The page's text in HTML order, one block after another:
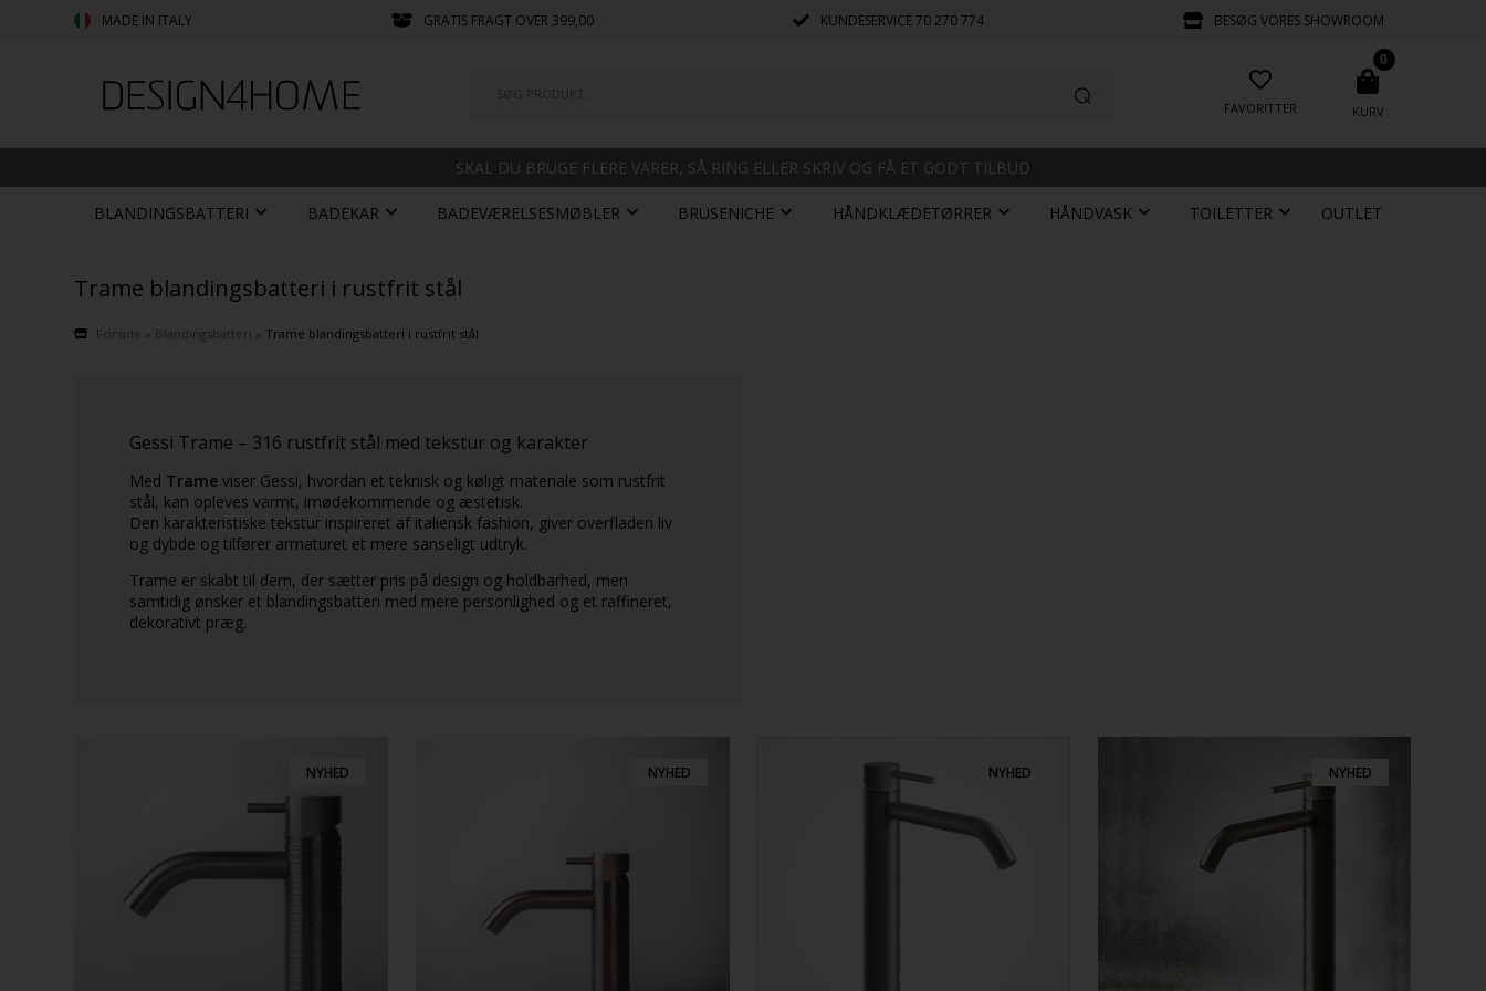
MADE IN ITALY GRATIS FRAGT OVER 399,00 KUNDESERVICE70 270 774 BESØG VORES SHOWROOM
FAVORITTER
0
KURV
SKAL DU BRUGE FLERE VARER, SÅ RING ELLER SKRIV OG FÅ ET GODT TILBUD
BLANDINGSBATTERI BADEKAR BADEVÆRELSESMØBLER BRUSENICHE HÅNDKLÆDETØRRER HÅNDVASK TOILETTER OUTLET
Trame blandingsbatteri i rustfrit stål
Forside Blandingsbatteri Trame blandingsbatteri i rustfrit stål
Gessi Trame – 316 rustfrit stål med tekstur og karakter
Med Trame viser Gessi, hvordan et teknisk og køligt materiale som rustfrit
stål, kan opleves varmt, imødekommende og æstetisk.
Den karakteristiske tekstur inspireret af italiensk fashion, giver overfladen liv
og dybde og tilfører armaturet et mere sanseligt udtryk.
Trame er skabt til dem, der sætter pris på design og holdbarhed, men
samtidig ønsker et blandingsbatteri med mere personlighed og et raffineret,
dekorativt præg.
NYHED NYHED NYHED NYHED